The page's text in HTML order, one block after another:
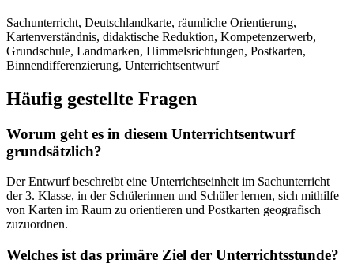
Sachunterricht, Deutschlandkarte, räumliche Orientierung,
Kartenverständnis, didaktische Reduktion, Kompetenzerwerb,
Grundschule, Landmarken, Himmelsrichtungen, Postkarten,
Binnendifferenzierung, Unterrichtsentwurf
Häufig gestellte Fragen
Worum geht es in diesem Unterrichtsentwurf
grundsätzlich?
Der Entwurf beschreibt eine Unterrichtseinheit im Sachunterricht
der 3. Klasse, in der Schülerinnen und Schüler lernen, sich mithilfe
von Karten im Raum zu orientieren und Postkarten geografisch
zuzuordnen.
Welches ist das primäre Ziel der Unterrichtsstunde?